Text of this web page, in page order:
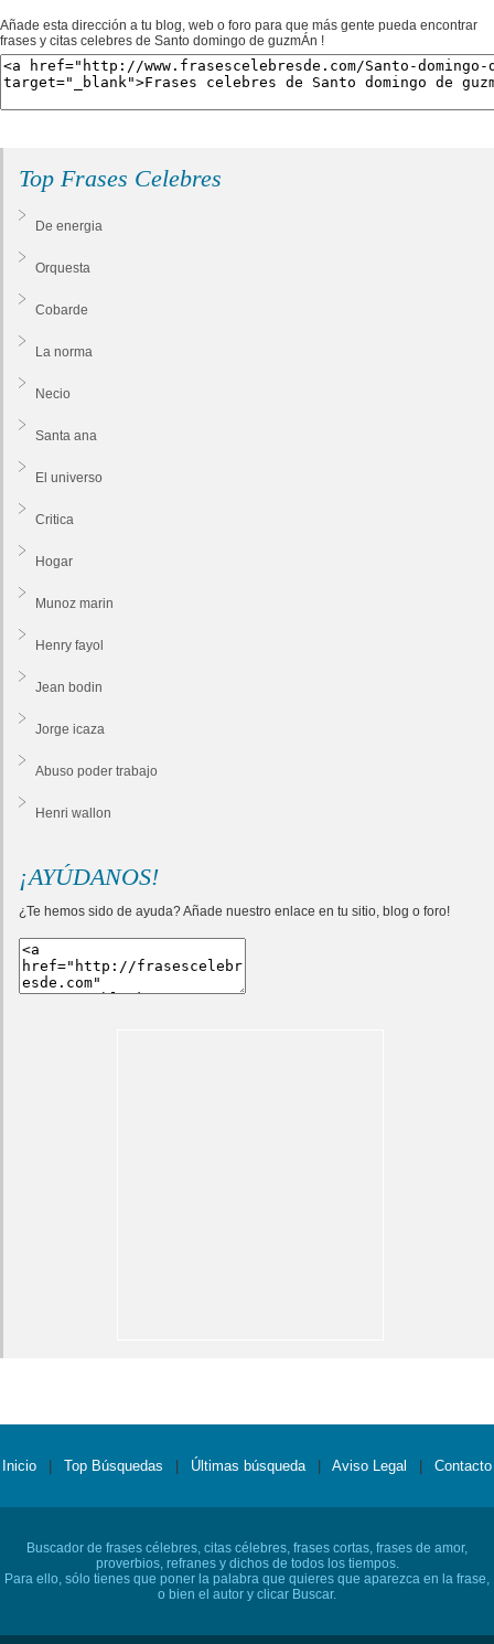
Añade esta dirección a tu blog, web o foro para que más gente pueda encontrar
frases y citas celebres de Santo domingo de guzmÁn !
Top Frases Celebres
De energia
Orquesta
Cobarde
La norma
Necio
Santa ana
El universo
Critica
Hogar
Munoz marin
Henry fayol
Jean bodin
Jorge icaza
Abuso poder trabajo
Henri wallon
¡AYÚDANOS!
¿Te hemos sido de ayuda? Añade nuestro enlace en tu sitio, blog o foro!
Inicio Top Búsquedas Últimas búsqueda Aviso Legal Contacto
Buscador de frases célebres, citas célebres, frases cortas, frases de amor,
proverbios, refranes y dichos de todos los tiempos.
Para ello, sólo tienes que poner la palabra que quieres que aparezca en la frase,
o bien el autor y clicar Buscar.